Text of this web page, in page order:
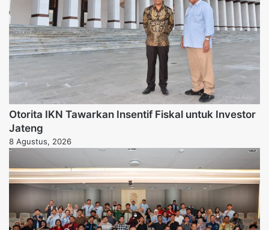
Otorita IKN Tawarkan Insentif Fiskal untuk Investor
Jateng
8 Agustus, 2026